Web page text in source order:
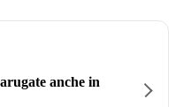
anche in